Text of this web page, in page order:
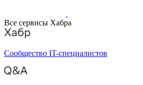
Все сервисы Хабра
Сообщество IT-специалистов